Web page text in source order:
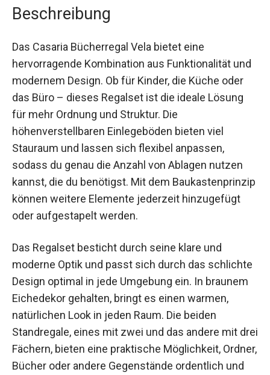
Beschreibung
Das Casaria Bücherregal Vela bietet eine
hervorragende Kombination aus Funktionalität und
modernem Design. Ob für Kinder, die Küche oder
das Büro – dieses Regalset ist die ideale Lösung
für mehr Ordnung und Struktur. Die
höhenverstellbaren Einlegeböden bieten viel
Stauraum und lassen sich flexibel anpassen,
sodass du genau die Anzahl von Ablagen nutzen
kannst, die du benötigst. Mit dem Baukastenprinzip
können weitere Elemente jederzeit hinzugefügt
oder aufgestapelt werden.
Das Regalset besticht durch seine klare und
moderne Optik und passt sich durch das schlichte
Design optimal in jede Umgebung ein. In braunem
Eichedekor gehalten, bringt es einen warmen,
natürlichen Look in jeden Raum. Die beiden
Standregale, eines mit zwei und das andere mit drei
Fächern, bieten eine praktische Möglichkeit, Ordner,
Bücher oder andere Gegenstände ordentlich und